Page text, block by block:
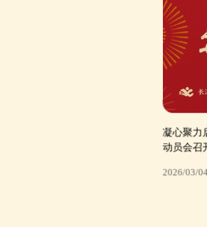
凝心聚力
动员会召
2026/03/04